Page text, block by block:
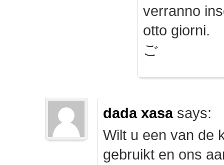
verranno
otto giorni.
ご
dada xasasays:
Wilt u een van de
gebruikt en ons